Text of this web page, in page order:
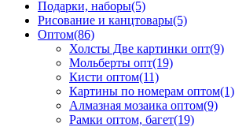
Подарки, наборы(5)
Рисование и канцтовары(5)
Оптом(86)
Холсты Две картинки опт(9)
Мольберты опт(19)
Кисти оптом(11)
Картины по номерам оптом(1)
Алмазная мозаика оптом(9)
Рамки оптом, багет(19)